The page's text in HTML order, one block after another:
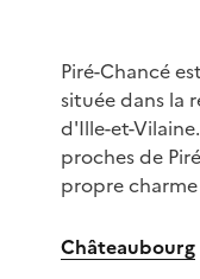
Piré-Chancé
située dans la
d'Ille-et-
proches de
propre
Châteaubourg